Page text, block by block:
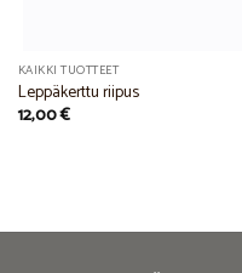
KAIKKI TUOTTEET
Leppäkerttu riipus
12,00€